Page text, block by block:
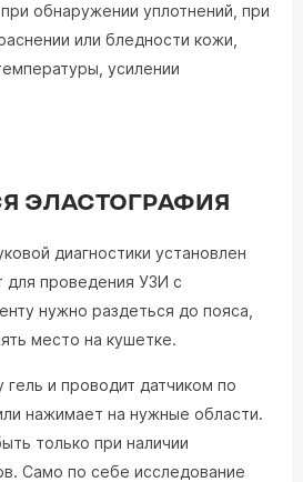
обнаружении уплотнений, при
или бледности кожи,
усилении
ЭЛАСТОГРАФИЯ
диагностики установлен
для проведения УЗИ с
нужно раздеться до пояса,
место на кушетке.
гель и проводит датчиком по
нажимает на нужные области.
только при наличии
Само по себе исследование